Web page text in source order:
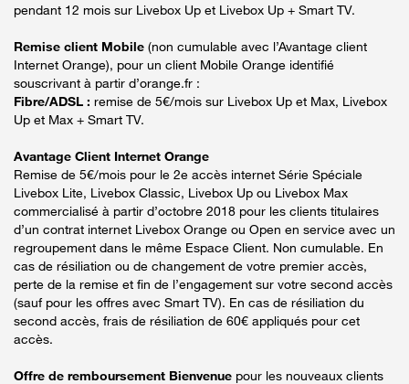
pendant 12 mois sur Livebox Up et Livebox Up + Smart TV.
Remise client Mobile (non cumulable avec l’Avantage client
Internet Orange), pour un client Mobile Orange identifié
souscrivant à partir d’orange.fr :
Fibre/ADSL : remise de 5€/mois sur Livebox Up et Max, Livebox
Up et Max + Smart TV.
Avantage Client Internet Orange
Remise de 5€/mois pour le 2e accès internet Série Spéciale
Livebox Lite, Livebox Classic, Livebox Up ou Livebox Max
commercialisé à partir d’octobre 2018 pour les clients titulaires
d’un contrat internet Livebox Orange ou Open en service avec un
regroupement dans le même Espace Client. Non cumulable. En
cas de résiliation ou de changement de votre premier accès,
perte de la remise et fin de l’engagement sur votre second accès
(sauf pour les offres avec Smart TV). En cas de résiliation du
second accès, frais de résiliation de 60€ appliqués pour cet
accès.
Offre de remboursement Bienvenue pour les nouveaux clients